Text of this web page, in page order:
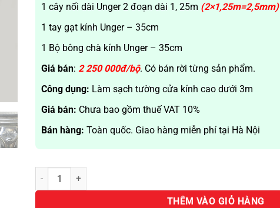
2,500,000₫.
1 cây nối dài Unger 2 đoạn dài 1, 25m (2×1,25m=2,5mm)
1 tay gạt kính Unger – 35cm
1 Bộ bông chà kính Unger – 35cm
Giá bán:2 250 000đ/bộ. Có bán rời từng sản phẩm.
Công dụng: Làm sạch tường cửa kính cao dưới 3m
Giá bán: Chưa bao gồm thuế VAT 10%
Bán hàng: Toàn quốc. Giao hàng miễn phí tại Hà Nội
Dụng Cụ Lau Kính Cao Cấp Unger-2,5m số lượng
THÊM VÀO GIỎ HÀNG